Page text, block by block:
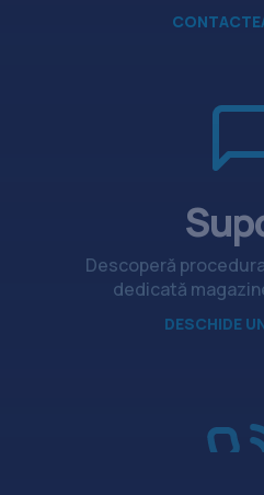
Descoperă
dedicată
DESCHIDE